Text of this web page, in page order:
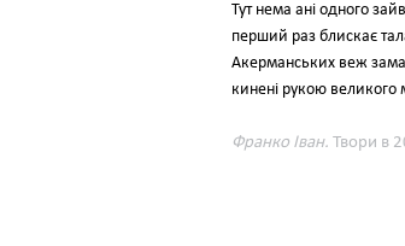
Тут нема ані одного
перший раз блискає
Акерманських веж
кинені рукою великого
Франко Іван. Твори в